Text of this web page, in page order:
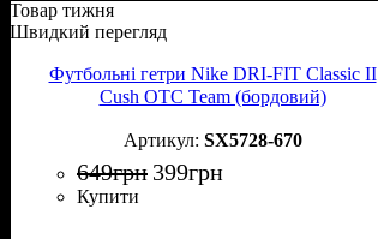
Товар тижня
Швидкий перегляд
Футбольні гетри Nike DRI-FIT Classic II
Cush OTC Team (бордовий)
SX5728-670
649грн 399грн
Купити